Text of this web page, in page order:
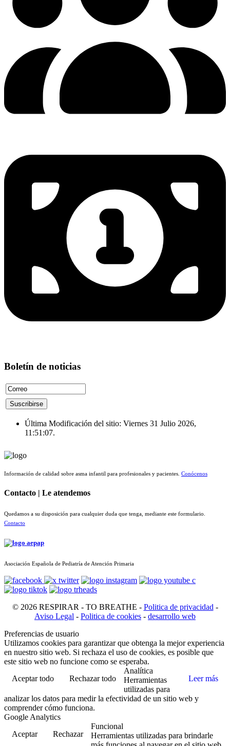
Boletín de noticias
Última Modificación del sitio: Viernes 31 Julio 2026,
11:51:07.
Información de calidad sobre asma infantil para profesionales y pacientes. Conócenos
Contacto | Le atendemos
Quedamos a su disposición para cualquier duda que tenga, mediante este formulario.
Contacto
Asociación Española de Pediatría de Atención Primaria
© 2026 RESPIRAR - TO BREATHE - Politica de privacidad -
Aviso Legal - Politica de cookies - desarrollo web
Preferencias de usuario
Utilizamos cookies para garantizar que obtenga la mejor experiencia
en nuestro sitio web. Si rechaza el uso de cookies, es posible que
este sitio web no funcione como se esperaba.
Aceptar todo
Rechazar todo Leer más
Analítica
Herramientas
utilizadas para
analizar los datos para medir la efectividad de un sitio web y
comprender cómo funciona.
Google Analytics
Aceptar
Rechazar
Funcional
Herramientas utilizadas para brindarle